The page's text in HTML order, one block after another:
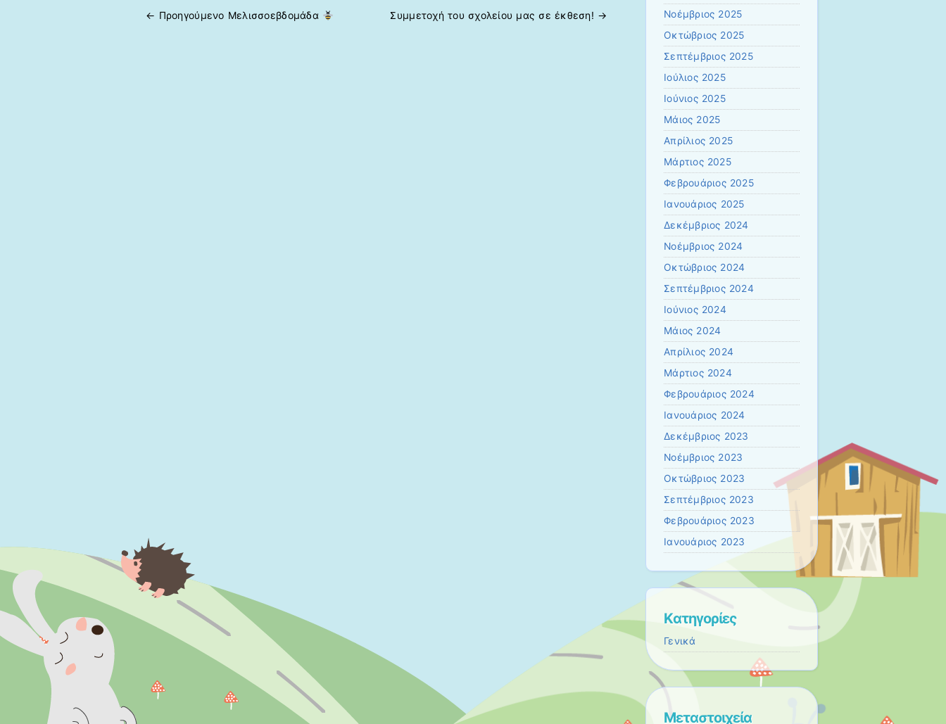
Πλοήγηση άρθρων
← Προηγούμενo Μελισσοεβδομάδα Συμμετοχή του σχολείου μας σε έκθεση! →
Νοέμβριος 2025
Οκτώβριος 2025
Σεπτέμβριος 2025
Ιούλιος 2025
Ιούνιος 2025
Μάιος 2025
Απρίλιος 2025
Μάρτιος 2025
Φεβρουάριος 2025
Ιανουάριος 2025
Δεκέμβριος 2024
Νοέμβριος 2024
Οκτώβριος 2024
Σεπτέμβριος 2024
Ιούνιος 2024
Μάιος 2024
Απρίλιος 2024
Μάρτιος 2024
Φεβρουάριος 2024
Ιανουάριος 2024
Δεκέμβριος 2023
Νοέμβριος 2023
Οκτώβριος 2023
Σεπτέμβριος 2023
Φεβρουάριος 2023
Ιανουάριος 2023
Kατηγορίες
Γενικά
Μεταστοιχεία